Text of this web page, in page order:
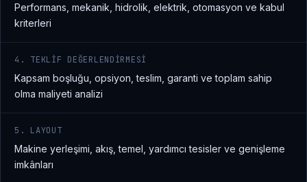
Performans, mekanik, hidrolik, elektrik, otomasyon ve kabul
kriterleri
4. TEKLIF DEĞERLENDIRMESI
Kapsam boşluğu, opsiyon, teslim, garanti ve toplam sahip
olma maliyeti analizi
5. LAYOUT
Makine yerleşimi, akış, temel, yardımcı tesisler ve genişleme
imkânları